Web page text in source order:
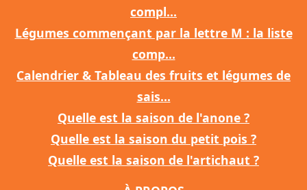
compl...
Légumes commençant par la lettre M : la liste
comp...
Calendrier & Tableau des fruits et légumes de
sais...
Quelle est la saison de l'anone ?
Quelle est la saison du petit pois ?
Quelle est la saison de l'artichaut ?